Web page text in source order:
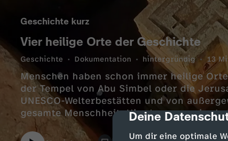
cmp-dialog-
Deine
Um dir eine optimale
Geschichte kurz
Vier heilige Orte der Geschichte
Geschichte Dokumentation hintergründig 13
Menschen haben schon immer heilige
der Tempel von Abu Simbel oder die
UNESCO-Welterbestätten und von
gesamte Menschheit. Hier kommen vier